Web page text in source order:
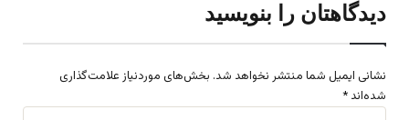
دیدگاهتان را بنویسید
نشانی ایمیل شما منتشر نخواهد شد. بخش‌های موردنیاز علامت‌گذاری
شده‌اند *